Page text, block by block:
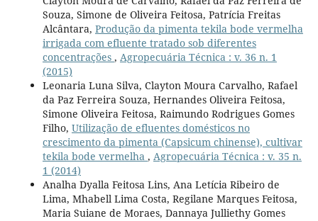
Souza, Simone de Oliveira Feitosa, Patrícia Freitas
Alcântara, Produção da pimenta tekila bode vermelha
irrigada com efluente tratado sob diferentes
concentrações , Agropecuária Técnica : v. 36 n. 1
(2015)
Leonaria Luna Silva, Clayton Moura Carvalho, Rafael
da Paz Ferreira Souza, Hernandes Oliveira Feitosa,
Simone Oliveira Feitosa, Raimundo Rodrigues Gomes
Filho, Utilização de efluentes domésticos no
crescimento da pimenta (Capsicum chinense), cultivar
tekila bode vermelha , Agropecuária Técnica : v. 35 n.
1 (2014)
Analha Dyalla Feitosa Lins, Ana Letícia Ribeiro de
Lima, Mhabell Lima Costa, Regilane Marques Feitosa,
Maria Suiane de Moraes, Dannaya Julliethy Gomes